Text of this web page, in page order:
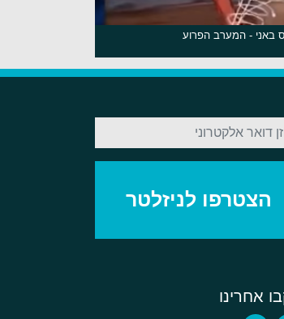
באני - המערב הפרוע
אחרינו